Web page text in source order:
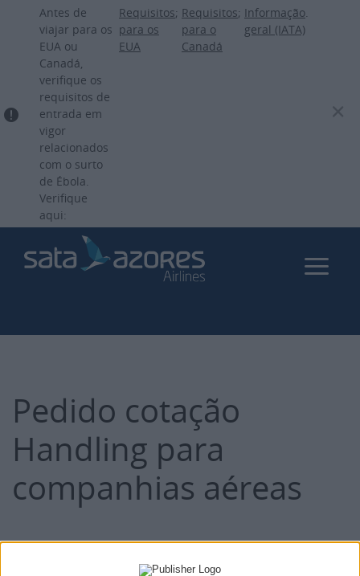
Passar
para
o
Antes de
viajar para os
EUA ou
Canadá,
verifique os
requisitos de
entrada em
vigor
relacionados
com o surto
de Ébola.
Verifique
aqui:
Requisitos
para os
EUA
; Requisitos
para o
Canadá
; Informação
geral (IATA)
.
Pedido cotação
Handling para
companhias aéreas
Phone:(+351) 296 820 182
(+351) 910 539 699